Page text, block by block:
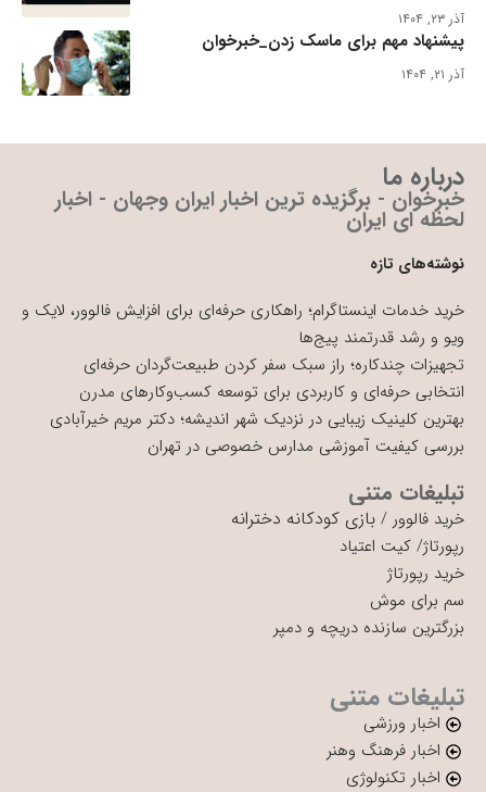
آذر ۲۳, ۱۴۰۴
پیشنهاد مهم برای ماسک زدن_خبرخوان
آذر ۲۱, ۱۴۰۴
درباره ما
خبرخوان - برگزیده ترین اخبار ایران وجهان - اخبار
لحظه ای ایران
نوشته‌های تازه
خرید خدمات اینستاگرام؛ راهکاری حرفه‌ای برای افزایش فالوور، لایک و
ویو و رشد قدرتمند پیج‌ها
تجهیزات چندکاره؛ راز سبک سفر کردن طبیعت‌گردان حرفه‌ای
انتخابی حرفه‌ای و کاربردی برای توسعه کسب‌وکارهای مدرن
بهترین کلینیک زیبایی در نزدیک شهر اندیشه؛ دکتر مریم خیرآبادی
بررسی کیفیت آموزشی مدارس خصوصی در تهران
تبلیغات متنی
خرید فالوور / بازی کودکانه دخترانه
رپورتاژ/ کیت اعتیاد
خرید رپورتاژ
سم برای موش
بزرگترین سازنده دریچه و دمپر
تبلیغات متنی
اخبار ورزشی
اخبار فرهنگ وهنر
اخبار تکنولوژی